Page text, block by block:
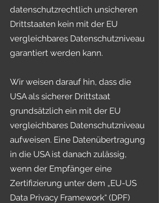
datenschutzrechtlich unsicheren
Drittstaaten kein mit der EU
vergleichbares Datenschutzniveau
garantiert werden kann.
Wir weisen darauf hin, dass die
USA als sicherer Drittstaat
grundsätzlich ein mit der EU
vergleichbares Datenschutzniveau
aufweisen. Eine Datenübertragung
in die USA ist danach zulässig,
wenn der Empfänger eine
Zertifizierung unter dem „EU-US
Data Privacy Framework“ (DPF)